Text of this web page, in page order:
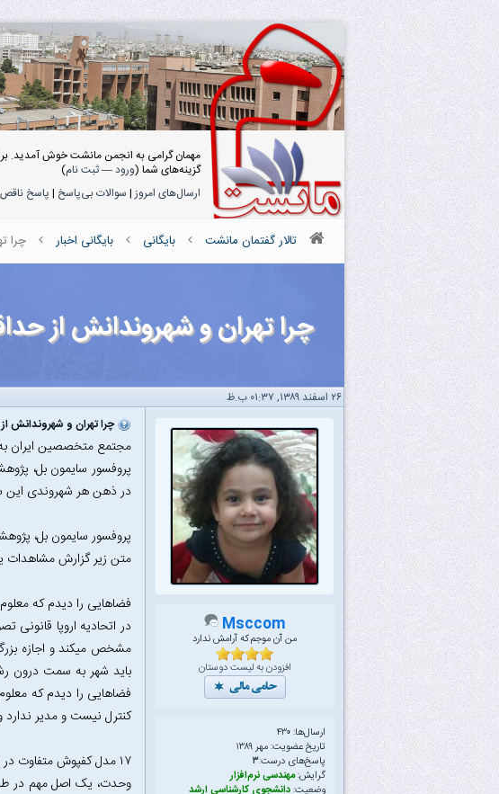
مهمان گرامی به انجمن مانشت خوش آمدید.
گزینه‌های شما (ورود—ثبت نام)
ارسال‌های امروز| سوالات بی‌پاسخ | پاسخ ناقص
تالار گفتمان مانشت بایگانی بایگانی اخبار چرا
چرا تهران و شهروندانش از
۲۶ اسفند ۱۳۸۹, ۰۱:۳۷ ب.ظ
Msccom
من آن موجم که آرامش ندارد
افزودن به لیست دوستان
ارسال‌ها: ۴۳۰
تاریخ عضویت: مهر ۱۳۸۹
پاسخ‌های درست:۳
گرایش:مهندسی نرم‌افزار
وضعیت:دانشجوی کارشناسی ارشد
چرا تهران و شهروندانش
مجتمع متخصصین ایران
پروفسور سایمون بل‌،
در ذهن هر شهروندی این
پروفسور سایمون بل‌،
متن زیر گزارش مشاهدات
فضاهایی را دیدم که
در اتحادیه اروپا
مشخص میکند و اجازه
باید شهر به سمت درون
فضاهایی را دیدم که
کنترل نیست و مدیر ندارد
۱۷ مدل کفپوش متفاوت در یک خیابان !!!
وحدت، یک اصل مهم در